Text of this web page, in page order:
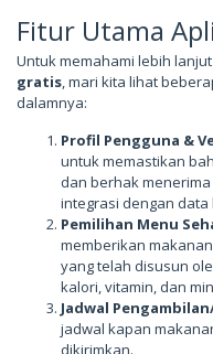
Fitur Utama
Untuk memahami lebih
gratis , mari kita lihat
dalamnya:
Profil Pengguna &
untuk memastikan
dan berhak
integrasi dengan data
Pemilihan Menu
memberikan
yang telah disusun
kalori, vitamin, dan
Jadwal
jadwal kapan
dikirimkan.